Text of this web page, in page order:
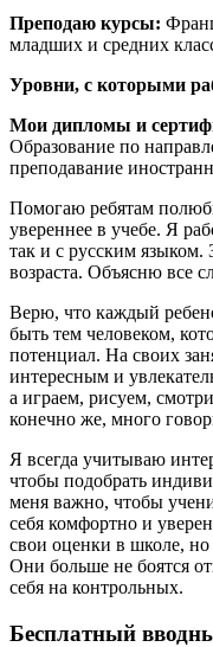
Преподаю курсы:
младших и средних
Уровни, с которыми
Мои дипломы и
Образование по
преподавание
Помогаю ребятам
увереннее в учебе. Я
так и с русским языком.
возраста. Объясню все
Верю, что каждый
быть тем человеком,
потенциал. На своих
интересным и
а играем, рисуем,
конечно же, много
Я всегда учитываю
чтобы подобрать
меня важно, чтобы
себя комфортно и
свои оценки в школе,
Они больше не боятся
себя на контрольных.
Бесплатный